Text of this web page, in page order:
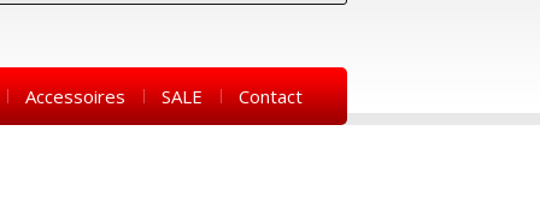
Accessoires SALE Contact